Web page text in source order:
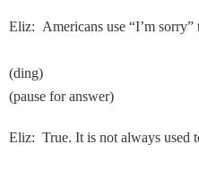
Eliz: Americans use “I’m sorry”
(ding)
(pause for answer)
Eliz: True. It is not always used